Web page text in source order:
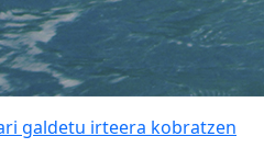
galdetu irteera kobratzen